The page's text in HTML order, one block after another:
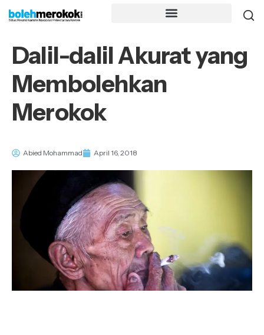
Dalil-dalil Akurat yang
Membolehkan
Merokok
Abied Mohammad April 16, 2018